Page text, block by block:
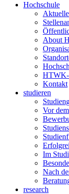
Hochschule
About
Kontakt
studieren
Vor
Im
Nach
research